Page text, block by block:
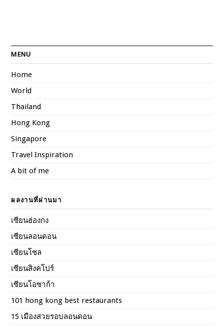
MENU
Home
World
Thailand
Hong Kong
Singapore
Travel Inspiration
A bit of me
ผลงานที่ผ่านมา
เซียนฮ่องกง
เซียนลอนดอน
เซียนโซล
เซียนสิงคโปร์
เซียนโอซาก้า
101 hong kong best restaurants
15 เมืองสวยรอบลอนดอน